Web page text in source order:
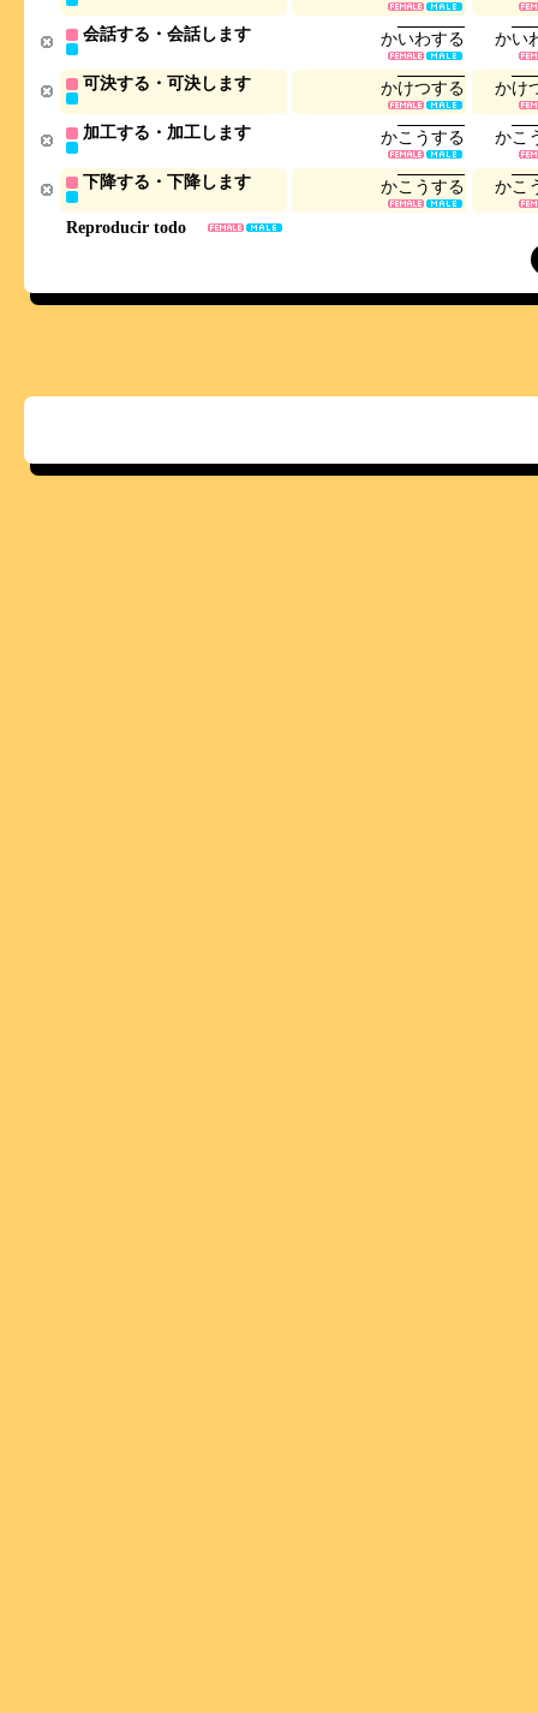
Reproducir todo
会話する・会話します かいわする かい
可決する・可決します かけつする かけ
加工する・加工します かこ うする かこ
下降する・下降します かこ うする かこ